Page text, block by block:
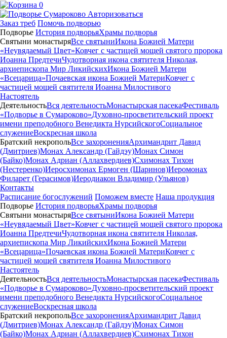
0
Авторизоваться
Заказ треб Помочь подворью
Подворье История подворьяХрамы подворья
Святыни монастыряВсе святыниИкона Божией Матери
«Неувядаемый Цвет»Ковчег с частицей мощей святого пророка
Иоанна ПредтечиЧудотворная икона святителя Николая,
архиепископа Мир ЛикийскихИкона Божией Матери
«Всецарица»Почаевская икона Божией МатериКовчег с
частицей мощей святителя Иоанна Милостивого
Настоятель
ДеятельностьВся деятельностьМонастырская пасекаФестиваль
«Подворье в Сумароково»Духовно-просветительский проект
имени преподобного Венедикта НурсийскогоСоциальное
служениеВоскресная школа
Братский некропольВсе захороненияАрхимандрит Давид
(Дмитриев)Монах Александр (Гайдэу)Монах Симон
(Байко)Монах Адриан (Аллахвердиев)Схимонах Тихон
(Нестеренко)Иеросхимонах Ермоген (Шаринов)Иеромонах
Филарет (Герасимов)Иеродиакон Владимир (Ульянов)
Контакты
Расписание богослужений Поможем вместе Наша продукция
Подворье История подворьяХрамы подворья
Святыни монастыряВсе святыниИкона Божией Матери
«Неувядаемый Цвет»Ковчег с частицей мощей святого пророка
Иоанна ПредтечиЧудотворная икона святителя Николая,
архиепископа Мир ЛикийскихИкона Божией Матери
«Всецарица»Почаевская икона Божией МатериКовчег с
частицей мощей святителя Иоанна Милостивого
Настоятель
ДеятельностьВся деятельностьМонастырская пасекаФестиваль
«Подворье в Сумароково»Духовно-просветительский проект
имени преподобного Венедикта НурсийскогоСоциальное
служениеВоскресная школа
Братский некропольВсе захороненияАрхимандрит Давид
(Дмитриев)Монах Александр (Гайдэу)Монах Симон
(Байко)Монах Адриан (Аллахвердиев)Схимонах Тихон